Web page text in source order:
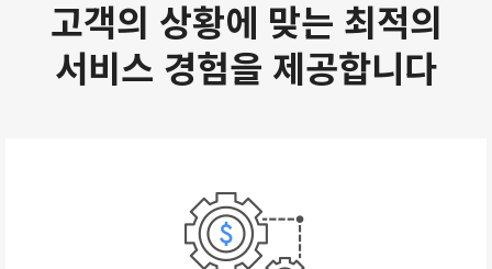
고객의 상황에 맞는 최적의
서비스 경험을 제공합니다